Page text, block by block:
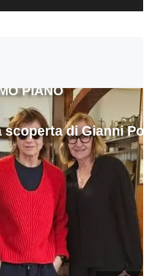
di Gianni
PIANO